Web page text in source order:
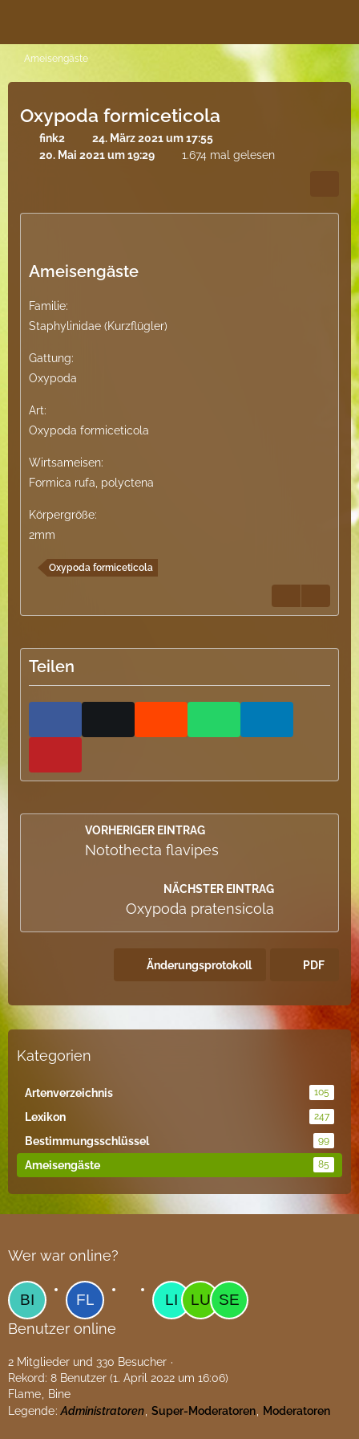
Ameisengäste
Oxypoda formiceticola
fink2
24. März 2021 um 17:55
20. Mai 2021 um 19:29
1.674 mal gelesen
Ameisengäste
Familie:
Staphylinidae (Kurzflügler)
Gattung:
Oxypoda
Art:
Oxypoda formiceticola
Wirtsameisen:
Formica rufa, polyctena
Körpergröße:
2mm
Oxypoda formiceticola
Teilen
VORHERIGER EINTRAG
Notothecta flavipes
NÄCHSTER EINTRAG
Oxypoda pratensicola
Änderungsprotokoll PDF
Kategorien
Artenverzeichnis 105
Lexikon 247
Bestimmungsschlüssel 99
Ameisengäste 85
Wer war online?
Benutzer online
2 Mitglieder und 330 Besucher
Rekord: 8 Benutzer (1. April 2022 um 16:06)
Flame
Bine
Legende Administratoren Super-Moderatoren Moderatoren